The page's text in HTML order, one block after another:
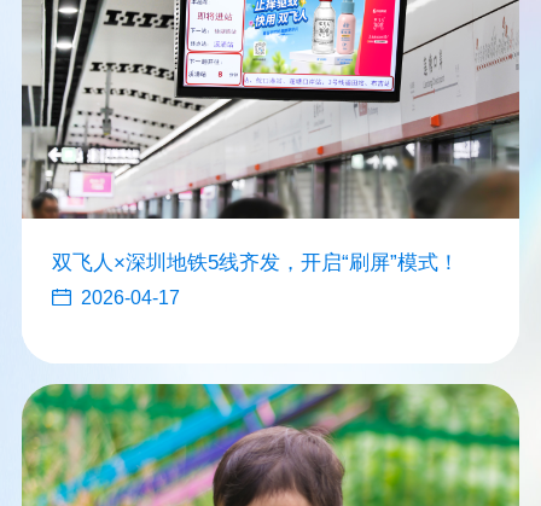
双飞人×深圳地铁5线齐发，开启“刷屏”模式！
2026-04-17